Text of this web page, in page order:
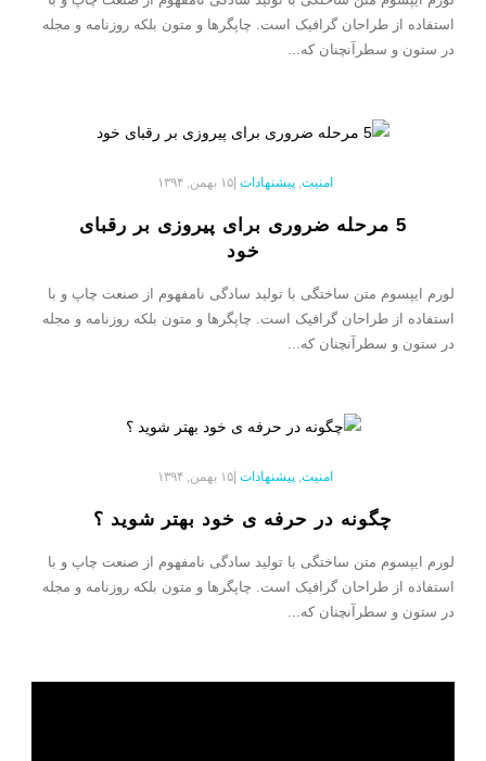
استفاده از طراحان گرافیک است. چاپگرها و متون بلکه روزنامه و مجله
در ستون و سطرآنچنان که...
امنیت, پیشنهادات ۱۵ بهمن, ۱۳۹۴
5 مرحله ضروری برای پیروزی بر رقبای
خود
لورم ایپسوم متن ساختگی با تولید سادگی نامفهوم از صنعت چاپ و با
استفاده از طراحان گرافیک است. چاپگرها و متون بلکه روزنامه و مجله
در ستون و سطرآنچنان که...
امنیت, پیشنهادات ۱۵ بهمن, ۱۳۹۴
چگونه در حرفه ی خود بهتر شوید ؟
لورم ایپسوم متن ساختگی با تولید سادگی نامفهوم از صنعت چاپ و با
استفاده از طراحان گرافیک است. چاپگرها و متون بلکه روزنامه و مجله
در ستون و سطرآنچنان که...